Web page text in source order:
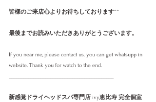
皆様のご来店心よりお待ちしております^^
最後までお読みいただきありがとうございます。
If you near me, please contact us. you can get whatsupp in
website. Thank you for watch to the end.
新感覚ドライヘッドスパ専門店 ivy恵比寿 完全個室